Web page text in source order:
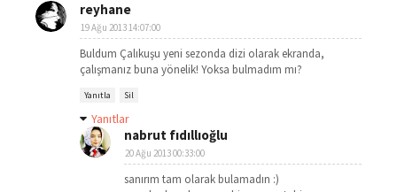
reyhane
19 Ağu 2013 14:07:00
Buldum Çalıkuşu yeni sezonda dizi olarak ekranda,
çalışmanız buna yönelik! Yoksa bulmadım mı?
Yanıtla Sil
Yanıtlar
nabrut fıdıllıoğlu
20 Ağu 2013 00:33:00
sanırım tam olarak bulamadın :)